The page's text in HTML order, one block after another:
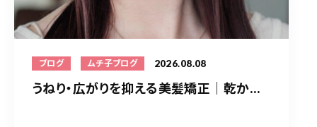
ブログ ムチ子ブログ 2026.08.08
うねり・広がりを抑える美髪矯正｜乾か...